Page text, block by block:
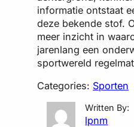
informatie ontstaat
deze bekende stof.
meer inzicht in
jarenlang een
sportwereld
Categories: Sporten
Written By:
lpnm